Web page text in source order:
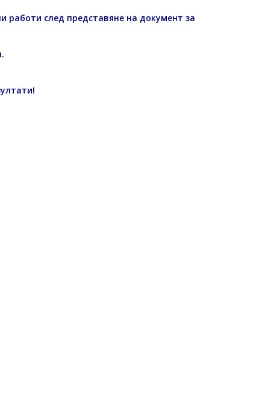
работи след представяне на документ за